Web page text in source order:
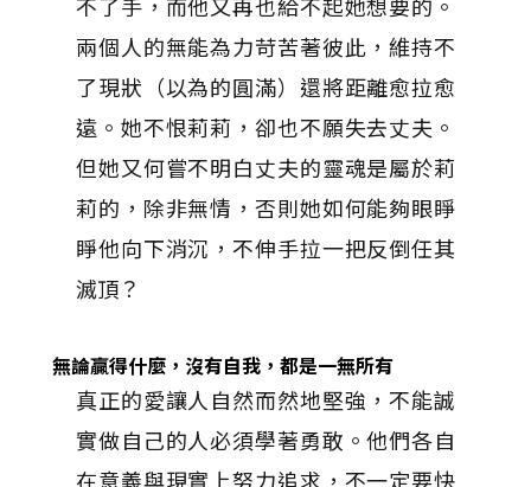
兩個人的無能為力苛苦著彼此，維持不
了現狀（以為的圓滿）還將距離愈拉愈
遠。她不恨莉莉，卻也不願失去丈夫。
但她又何嘗不明白丈夫的靈魂是屬於莉
莉的，除非無情，否則她如何能夠眼睜
睜他向下消沉，不伸手拉一把反倒任其
滅頂？
無論贏得什麼，沒有自我，都是一無所有
真正的愛讓人自然而然地堅強，不能誠
實做自己的人必須學著勇敢。他們各自
在意義與現實上努力追求，不一定要快